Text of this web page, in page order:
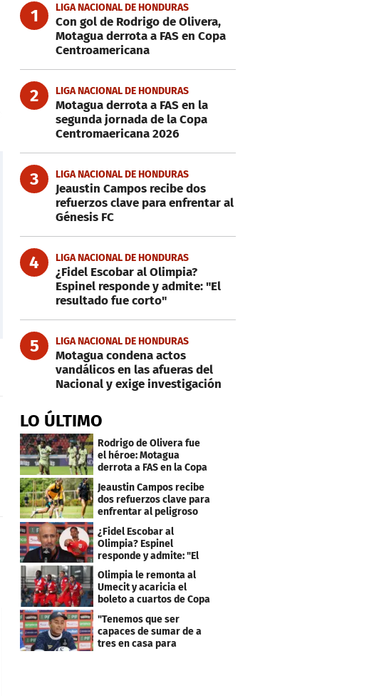
1 LIGA NACIONAL DE HONDURAS
Con gol de Rodrigo de Olivera,
Motagua derrota a FAS en Copa
Centroamericana
2 LIGA NACIONAL DE HONDURAS
Motagua derrota a FAS en la
segunda jornada de la Copa
Centromaericana 2026
3 LIGA NACIONAL DE HONDURAS
Jeaustin Campos recibe dos
refuerzos clave para enfrentar al
Génesis FC
4 LIGA NACIONAL DE HONDURAS
¿Fidel Escobar al Olimpia?
Espinel responde y admite: "El
resultado fue corto"
5 LIGA NACIONAL DE HONDURAS
Motagua condena actos
vandálicos en las afueras del
Nacional y exige investigación
LO ÚLTIMO
Rodrigo de Olivera fue
el héroe: Motagua
derrota a FAS en la Copa
Centroamericana
Jeaustin Campos recibe
dos refuerzos clave para
enfrentar al peligroso
Génesis FC
¿Fidel Escobar al
Olimpia? Espinel
responde y admite: "El
resultado fue corto"
Olimpia le remonta al
Umecit y acaricia el
boleto a cuartos de Copa
"Tenemos que ser
capaces de sumar de a
tres en casa para